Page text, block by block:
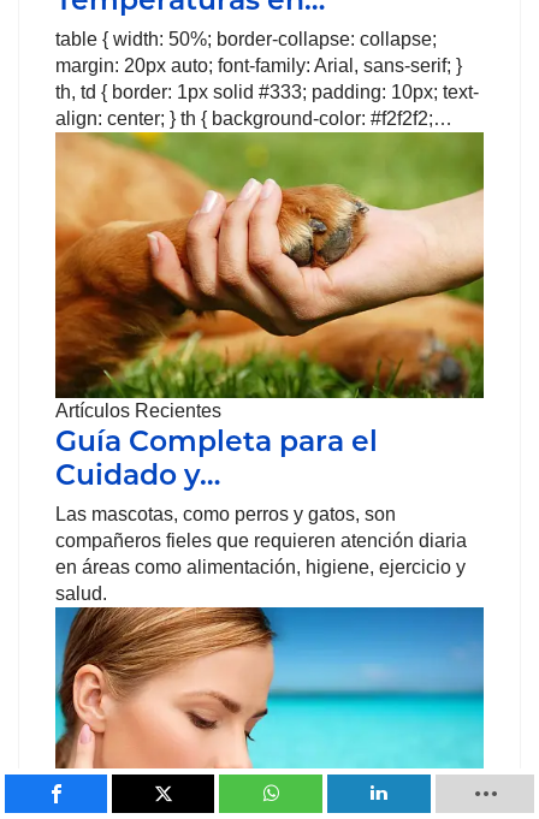
table { width: 50%; border-collapse: collapse;
margin: 20px auto; font-family: Arial, sans-serif; }
th, td { border: 1px solid #333; padding: 10px; text-
align: center; } th { background-color: #f2f2f2;…
Artículos Recientes
Guía Completa para el
Cuidado y…
Las mascotas, como perros y gatos, son
compañeros fieles que requieren atención diaria
en áreas como alimentación, higiene, ejercicio y
salud.